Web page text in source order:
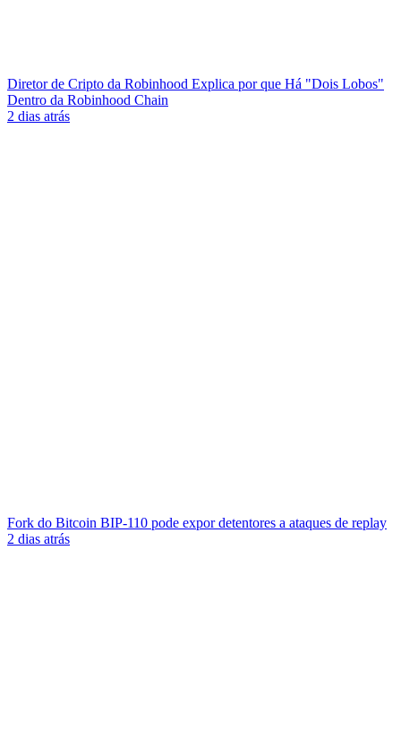
Diretor de Cripto da Robinhood Explica por que Há "Dois Lobos"
Dentro da Robinhood Chain
2 dias atrás
Fork do Bitcoin BIP-110 pode expor detentores a ataques de replay
2 dias atrás